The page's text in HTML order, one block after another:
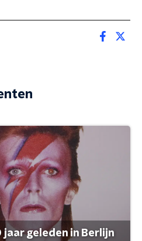
jaar geleden in Berlijn